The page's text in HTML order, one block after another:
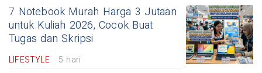
7 Notebook Murah Harga 3 Jutaan
untuk Kuliah 2026, Cocok Buat
Tugas dan Skripsi
LIFESTYLE 5 hari